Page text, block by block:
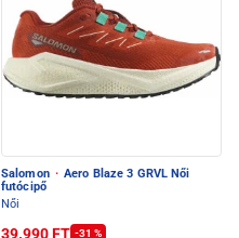
Salomon · Aero Blaze 3 GRVL Női
futócipő
Női
39.990 FT -31 %